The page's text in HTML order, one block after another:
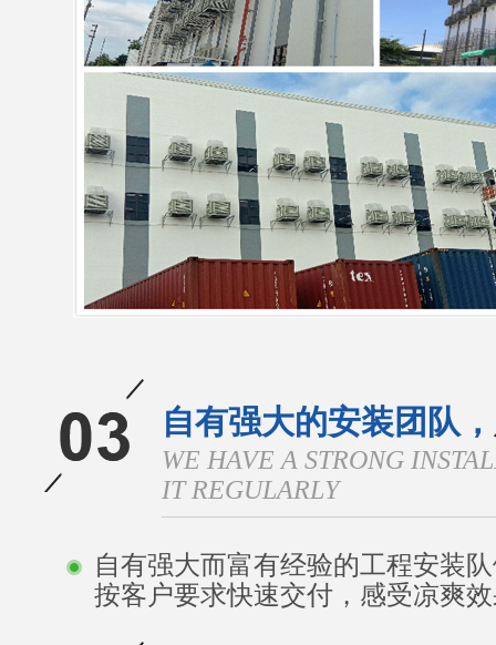
自有强大的安装团队，
WE HAVE A STRONG
IT REGULARLY
自有强大而富有经验的工程安装
按客户要求快速交付，感受凉爽